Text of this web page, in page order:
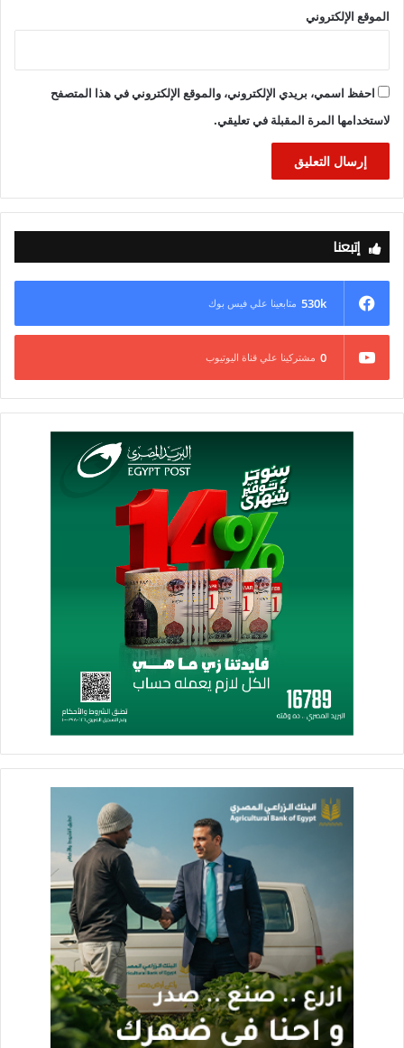
الموقع الإلكتروني
احفظ اسمي، بريدي الإلكتروني، والموقع الإلكتروني في هذا المتصفح
لاستخدامها المرة المقبلة في تعليقي.
إتبعنا
530k متابعينا علي فيس بوك
0 مشتركينا علي قناة اليوتيوب